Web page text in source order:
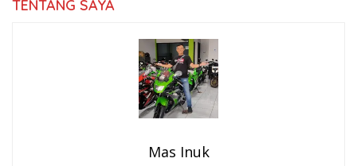
TENTANG SAYA
Mas Inuk